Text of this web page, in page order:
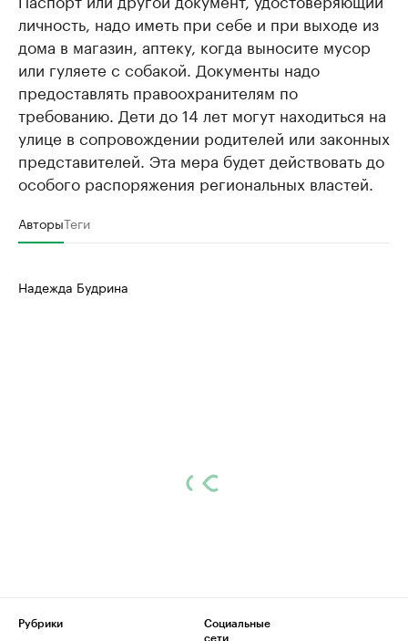
личность, надо иметь при себе и при выходе из
дома в магазин, аптеку, когда выносите мусор
или гуляете с собакой. Документы надо
предоставлять правоохранителям по
требованию. Дети до 14 лет могут находиться на
улице в сопровождении родителей или законных
представителей. Эта мера будет действовать до
особого распоряжения региональных властей.
АвторыТеги
Надежда Будрина
Рубрики
Социальные
сети